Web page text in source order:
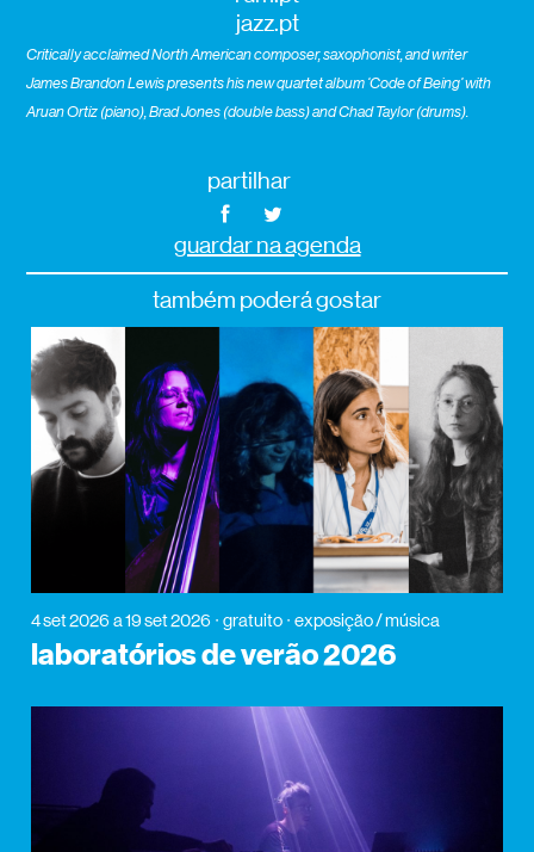
jazz.pt
Critically acclaimed North American composer, saxophonist, and writer
James Brandon Lewis presents his new quartet album ‘Code of Being’ with
Aruan Ortiz (piano), Brad Jones (double bass) and Chad Taylor (drums).
partilhar
guardar na agenda
também poderá gostar
4 set 2026 a 19 set 2026 gratuito exposição / música
laboratórios de verão 2026